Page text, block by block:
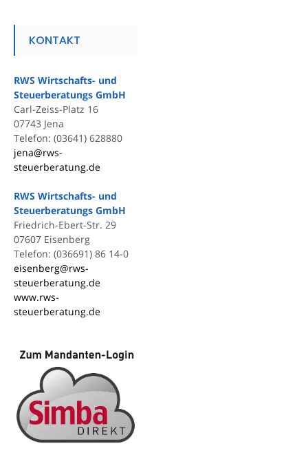
KONTAKT
RWS Wirtschafts- und
Steuerberatungs GmbH
Carl-Zeiss-Platz 16
07743 Jena
Telefon: (03641) 628880
jena@rws-
steuerberatung.de
RWS Wirtschafts- und
Steuerberatungs GmbH
Friedrich-Ebert-Str. 29
07607 Eisenberg
Telefon: (036691) 86 14-0
eisenberg@rws-
steuerberatung.de
www.rws-
steuerberatung.de